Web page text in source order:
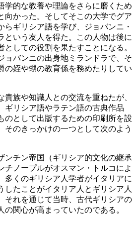
学的な教養や理論をさらに磨くため
向かった。そしてそこの大学でグア
らギリシア語を学び、ジョバンニ・
という友人を得た。この人物は後に
としての役割を果たすことになる。
ョバンニの出身地ミランドラで、そ
の姪や甥の教育係を務めたりしてい
貴族や知識人との交流を重ねたが、
ギリシア語やラテン語の古典作品
のとして出版するための印刷所を設
そのきっかけの一つとして次のよう
ンチン帝国（ギリシア的文化の継承
チノープルがオスマン・トルコによ
多くのギリシア人学者がイタリアに
したことがイタリア人とギリシア人
それを通じて当時、古代ギリシアの
関心が高まっていたのである。